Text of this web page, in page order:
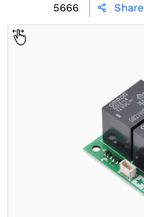
5666
 Share